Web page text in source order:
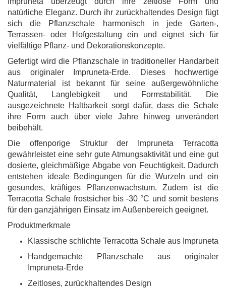
natürliche Eleganz. Durch ihr zurückhaltendes Design fügt
sich die Pflanzschale harmonisch in jede Garten-,
Terrassen- oder Hofgestaltung ein und eignet sich für
vielfältige Pflanz- und Dekorationskonzepte.
Gefertigt wird die Pflanzschale in traditioneller Handarbeit
aus originaler Impruneta-Erde. Dieses hochwertige
Naturmaterial ist bekannt für seine außergewöhnliche
Qualität, Langlebigkeit und Formstabilität. Die
ausgezeichnete Haltbarkeit sorgt dafür, dass die Schale
ihre Form auch über viele Jahre hinweg unverändert
beibehält.
Die offenporige Struktur der Impruneta Terracotta
gewährleistet eine sehr gute Atmungsaktivität und eine gut
dosierte, gleichmäßige Abgabe von Feuchtigkeit. Dadurch
entstehen ideale Bedingungen für die Wurzeln und ein
gesundes, kräftiges Pflanzenwachstum. Zudem ist die
Terracotta Schale frostsicher bis -30 °C und somit bestens
für den ganzjährigen Einsatz im Außenbereich geeignet.
Produktmerkmale
Klassische schlichte Terracotta Schale aus Impruneta
Handgemachte Pflanzschale aus originaler
Impruneta-Erde
Zeitloses, zurückhaltendes Design